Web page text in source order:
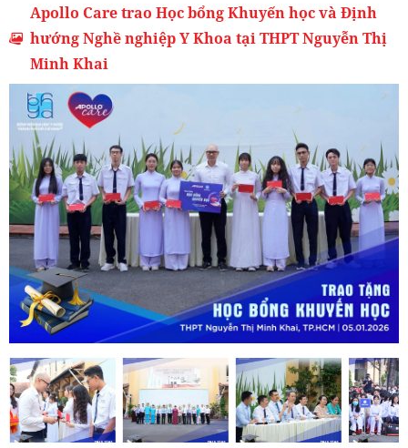
Apollo Care trao Học bổng Khuyến học và Định
hướng Nghề nghiệp Y Khoa tại THPT Nguyễn Thị
Minh Khai